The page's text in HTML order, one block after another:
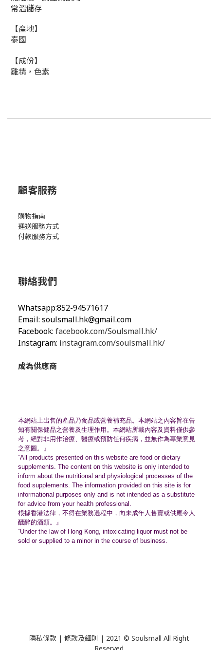
常溫儲存
【產地】
泰國
【成份】
雞精，色素
顧客服務
購物指南
運送服務方式
付款服務方式
聯絡我們
Whatsapp:852-94571617
Email: soulsmall.hk@gmail.com
Facebook: facebook.com/Soulsmall.hk/
Instagram: instagram.com/soulsmall.hk/
成為供應商
本網站上出售的產品乃食品或營養補充品。 本網站之內容旨在告
知有關保健品之營養及生理作用。 本網站所載內容及資料僅供參
考，絕對非用作治療、 醫療或預防任何疾病，並無作為專業意見
之意圖。』
“All products presented on this website are food or dietary
supplements. The content on this website is only intended to
inform about the nutritional and physiological processes of the
food supplements. The information provided on this site is for
informational purposes only and is not intended as a substitute
for advice from your health professional.
根據香港法律，不得在業務過程中， 向未成年人售賣或供應令人
醺醉的酒類。』
“Under the law of Hong Kong, intoxicating liquor must not be
sold or supplied to a minor in the course of business.
隱私條款 | 條款及細則 | 2021 © Soulsmall All Right